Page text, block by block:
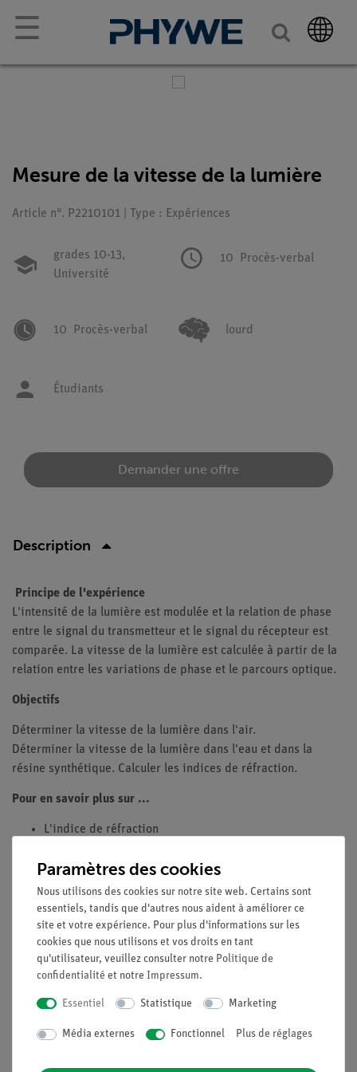
☰
Mesure de la vitesse de la lumière
Article n°. P2210101 | Type : Expériences
grades 10-13,
Université
10 Procès-verbal
10 Procès-verbal lourd
Étudiants
Demander une offre
Description
Principe de l'expérience
L'intensité de la lumière est modulée et la relation de phase
entre le signal du transmetteur et le signal du récepteur est
comparée. La vitesse de la lumière est calculée à partir de la
relation entre les variations de phase et le parcours optique.
Objectifs
Déterminer la vitesse de la lumière dans l'air.
Déterminer la vitesse de la lumière dans l'eau et dans la
résine synthétique. Calculer les indices de réfraction.
Pour en savoir plus sur ...
L'indice de réfraction
la fréquence
La phase
La modulation
La constante du champ électrique
La constante du champs magnétique
Contenu de livraison
Paramètres des cookies
Nous utilisons des cookies sur notre site web. Certains sont
essentiels, tandis que d'autres nous aident à améliorer ce
site et votre expérience. Pour plus d'informations sur les
cookies que nous utilisons et vos droits en tant
qu'utilisateur, veuillez consulter notre Politique de
confidentialité et notre Impressum.
Essentiel Statistique Marketing
Média externes Fonctionnel Plus de réglages